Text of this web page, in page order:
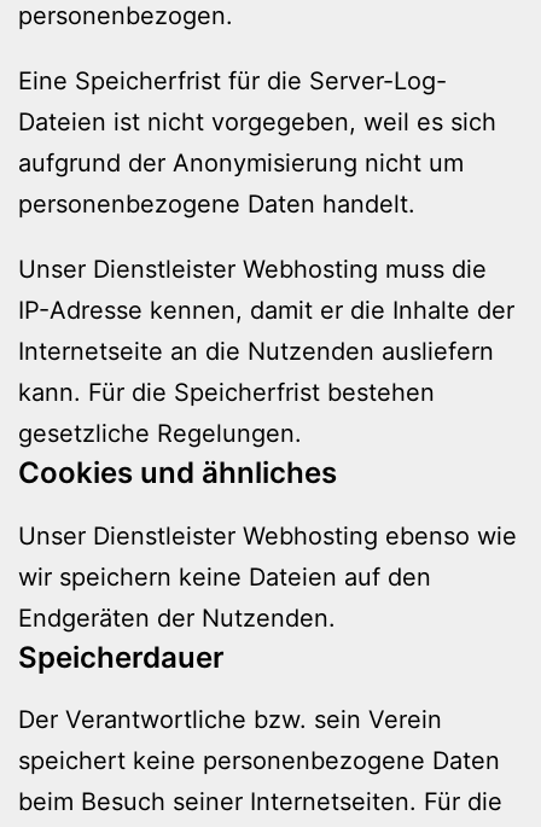
personenbezogen.
Eine Speicherfrist für die Server-Log-
Dateien ist nicht vorgegeben, weil es sich
aufgrund der Anonymisierung nicht um
personenbezogene Daten handelt.
Unser Dienstleister Webhosting muss die
IP-Adresse kennen, damit er die Inhalte der
Internetseite an die Nutzenden ausliefern
kann. Für die Speicherfrist bestehen
gesetzliche Regelungen.
Cookies und ähnliches
Unser Dienstleister Webhosting ebenso wie
wir speichern keine Dateien auf den
Endgeräten der Nutzenden.
Speicherdauer
Der Verantwortliche bzw. sein Verein
speichert keine personenbezogene Daten
beim Besuch seiner Internetseiten. Für die